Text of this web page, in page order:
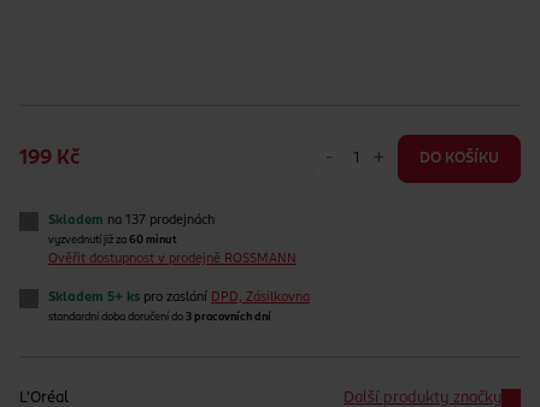
199 Kč - + DO KOŠÍKU
Skladem na 137 prodejnách
vyzvednutí již za 60 minut
Ověřit dostupnost v prodejně ROSSMANN
Skladem 5+ ks pro zaslání DPD, Zásilkovna
standardní doba doručení do 3 pracovních dní
L'Oréal Další produkty značky